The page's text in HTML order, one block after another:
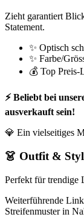
Zieht garantiert
Statement.
✨ Optisch
✨ Farbe/
💰 Top Preis-
⚡ Beliebt bei
ausverkauft sein!
💎 Ein vielseitiges
👗 Outfit &
Perfekt für trendige
Weiterführende
Streifenmuster in